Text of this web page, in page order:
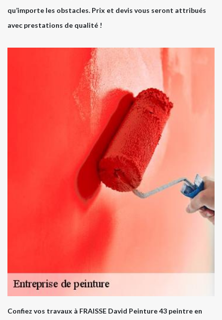
qu’importe les obstacles. Prix et devis vous seront attribués
avec prestations de qualité !
Confiez vos travaux à FRAISSE David Peinture 43 peintre en